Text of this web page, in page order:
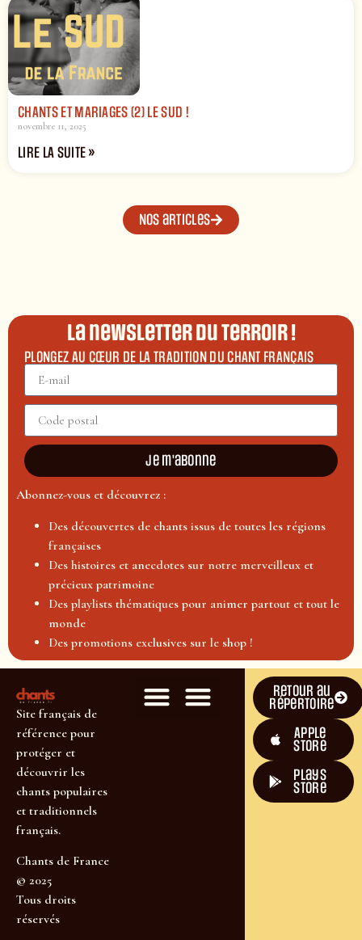
CHANTS ET MARIAGES (2) LE SUD !
novembre 11, 2025
LIRE LA SUITE »
Nos articles
La newsletter du terroir !
PLONGEZ AU CŒUR DE LA TRADITION DU CHANT FRANÇAIS
Je m'abonne
Abonnez-vous et découvrez :
Des découvertes de chants issus de toutes les régions
françaises
Des histoires et anecdotes sur notre merveilleux et
précieux patrimoine
Des playlists thématiques pour animer partout et tout le
monde
Des promotions exclusives sur le shop !
Site français de
référence pour
protéger et
découvrir les
chants populaires
et traditionnels
français.
Chants de France
© 2025
Tous droits
réservés
Retour au
répertoire
Apple
Store
plays
store